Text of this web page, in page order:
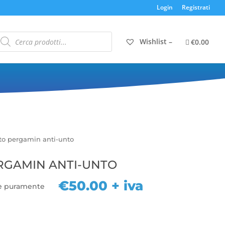
Login Registrati
Wishlist – €0.00
pergamin anti-unto
ANTI-UNTO
€50.00 + iva
puramente